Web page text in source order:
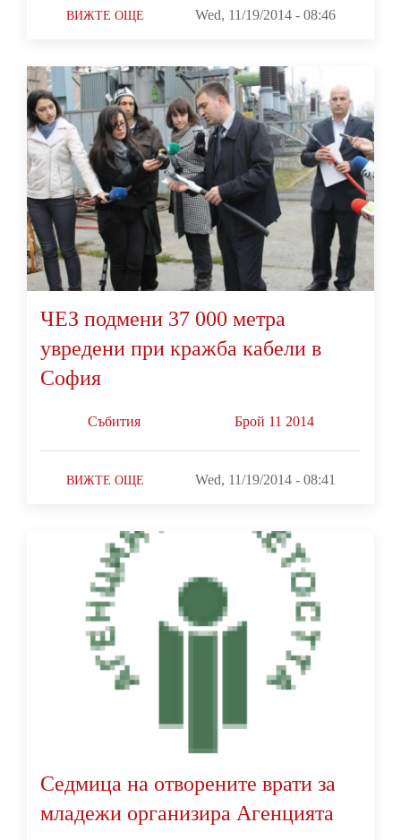
ВИЖТЕ ОЩЕ Wed, 11/19/2014 - 08:46
ЧЕЗ подмени 37 000 метра
увредени при кражба кабели в
София
Събития Брой 11 2014
ВИЖТЕ ОЩЕ Wed, 11/19/2014 - 08:41
Седмица на отворените врати за
младежи организира Агенцията